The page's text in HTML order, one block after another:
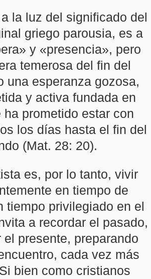
la luz del significado del
griego parousia, es a
y «presencia», pero
temerosa del fin del
una esperanza gozosa,
y activa fundada en
ha prometido estar con
los días hasta el fin del
(Mat. 28: 20).
es, por lo tanto, vivir
en tiempo de
tiempo privilegiado en el
a recordar el pasado,
el presente, preparando
cada vez más
bien como cristianos